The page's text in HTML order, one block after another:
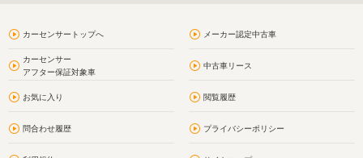
カーセンサートップへ メーカー認定中古車
カーセンサー
アフター保証対象車
中古車リース
お気に入り 閲覧履歴
問合わせ履歴 プライバシーポリシー